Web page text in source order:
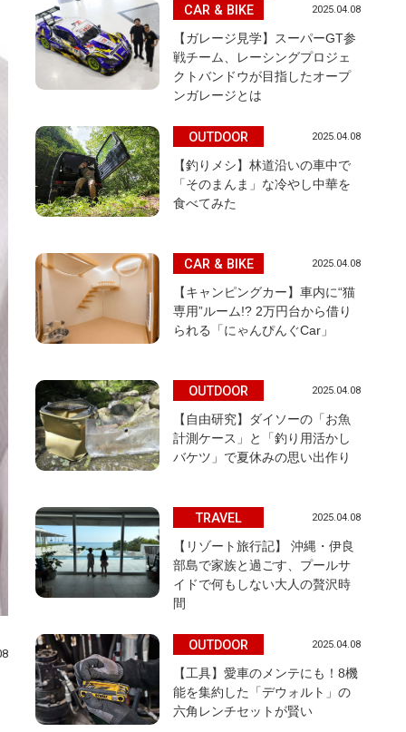
CAR & BIKE 2025.04.08
【ガレージ見学】スーパーGT参
戦チーム、レーシングプロジェ
クトバンドウが目指したオープ
ンガレージとは
OUTDOOR 2025.04.08
【釣りメシ】林道沿いの車中で
「そのまんま」な冷やし中華を
食べてみた
CAR & BIKE 2025.04.08
【キャンピングカー】車内に“猫
専用”ルーム!? 2万円台から借り
られる「にゃんぴんぐCar」
OUTDOOR 2025.04.08
【自由研究】ダイソーの「お魚
計測ケース」と「釣り用活かし
バケツ」で夏休みの思い出作り
TRAVEL 2025.04.08
【リゾート旅行記】 沖縄・伊良
部島で家族と過ごす、プールサ
イドで何もしない大人の贅沢時
間
OUTDOOR 2025.04.08
【工具】愛車のメンテにも！8機
能を集約した「デウォルト」の
六角レンチセットが賢い